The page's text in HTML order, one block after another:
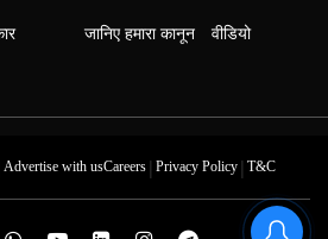
जानिए हमारा कानून वीडियो
Advertise with usCareers| Privacy Policy| T&C